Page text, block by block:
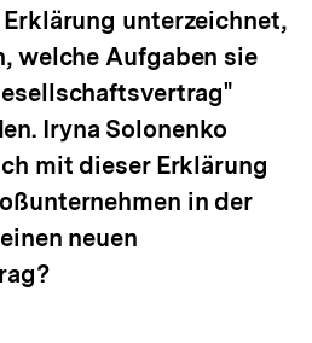
Erklärung unterzeichnet,
welche Aufgaben sie
Iryna Solonenko
mit dieser Erklärung
in der
neuen